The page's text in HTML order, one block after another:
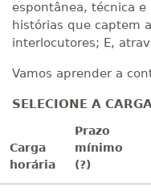
espontânea, técnica
histórias que captem
interlocutores; E,
Vamos aprender a
SELECIONE A
Carga
horária
Prazo
mínimo
(?)